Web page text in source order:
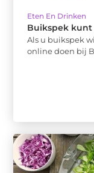
Eten En Drinken
Buikspek
Als u buikspek
online doen bij